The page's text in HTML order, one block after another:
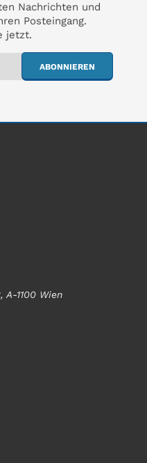
Nachrichten und
Posteingang.
jetzt.
ABONNIEREN
A-1100 Wien